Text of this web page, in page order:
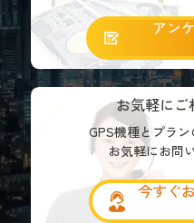
アン
お気軽にご
GPS機種とプラ
お気軽にお問
今すぐ